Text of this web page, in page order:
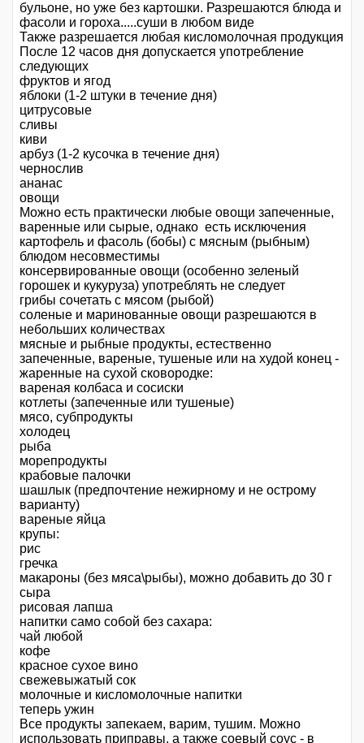
бульоне, но уже без картошки. Разрешаются блюда и
фасоли и гороха.....суши в любом виде
Также разрешается любая кисломолочная продукция
После 12 часов дня допускается употребление
следующих
фруктов и ягод
яблоки (1-2 штуки в течение дня)
цитрусовые
сливы
киви
арбуз (1-2 кусочка в течение дня)
чернослив
ананас
овощи
Можно есть практически любые овощи запеченные,
варенные или сырые, однако есть исключения
картофель и фасоль (бобы) с мясным (рыбным)
блюдом несовместимы
консервированные овощи (особенно зеленый
горошек и кукуруза) употреблять не следует
грибы сочетать с мясом (рыбой)
соленые и маринованные овощи разрешаются в
небольших количествах
мясные и рыбные продукты, естественно
запеченные, вареные, тушеные или на худой конец -
жаренные на сухой сковородке:
вареная колбаса и сосиски
котлеты (запеченные или тушеные)
мясо, субпродукты
холодец
рыба
морепродукты
крабовые палочки
шашлык (предпочтение нежирному и не острому
варианту)
вареные яйца
крупы:
рис
гречка
макароны (без мяса\рыбы), можно добавить до 30 г
сыра
рисовая лапша
напитки само собой без сахара:
чай любой
кофе
красное сухое вино
свежевыжатый сок
молочные и кисломолочные напитки
теперь ужин
Все продукты запекаем, варим, тушим. Можно
использовать приправы, а также соевый соус - в